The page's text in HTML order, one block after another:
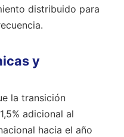
distribuido para
y
la transición
adicional al
hacia el año